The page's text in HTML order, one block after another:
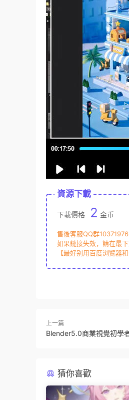
資源下載
下載價格 2 金币
售後客服QQ群
如果鏈接失效，請在最
【最好别用百度浏覽器
上一篇
Blender5.0商業視覺初學
猜你喜歡